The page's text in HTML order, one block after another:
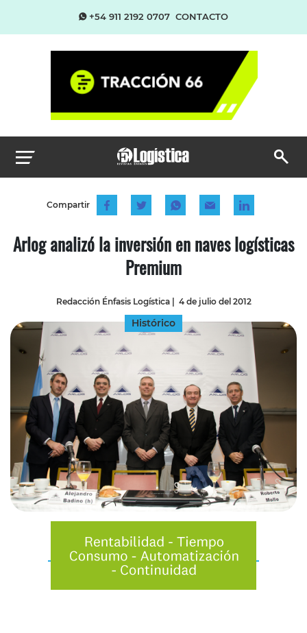
+54 911 2192 0707 CONTACTO
Compartir
Arlog analizó la inversión en naves logísticas
Premium
Redacción Énfasis Logística| 4 de julio del 2012
Histórico